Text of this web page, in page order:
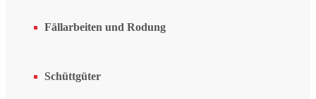
Fällarbeiten und Rodung
Schüttgüter